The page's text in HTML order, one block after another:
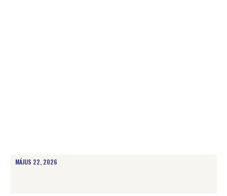
MÁJUS 22, 2026